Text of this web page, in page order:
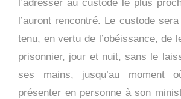
l’adresser au custode le plus
l’auront rencontré. Le custode
tenu, en vertu de l’obéissance, de
prisonnier, jour et nuit, sans le
ses mains, jusqu’au moment
présenter en personne à son